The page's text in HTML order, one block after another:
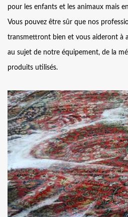
pour les enfants et les animaux mais
Vous pouvez être sûr que nos
transmettront bien et vous aideront à
au sujet de notre équipement, de la
produits utilisés.